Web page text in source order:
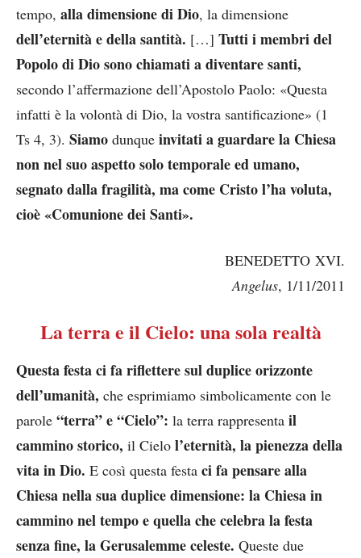
tempo, alla dimensione di Dio, la dimensione
dell’eternità e della santità. […] Tutti i membri del
Popolo di Dio sono chiamati a diventare santi,
secondo l’affermazione dell’Apostolo Paolo: «Questa
infatti è la volontà di Dio, la vostra santificazione» (1
Ts 4, 3). Siamo dunque invitati a guardare la Chiesa
non nel suo aspetto solo temporale ed umano,
segnato dalla fragilità, ma come Cristo l’ha voluta,
cioè «Comunione dei Santi».
BENEDETTO XVI.
Angelus, 1/11/2011
La terra e il Cielo: una sola realtà
Questa festa ci fa riflettere sul duplice orizzonte
dell’umanità, che esprimiamo simbolicamente con le
parole “terra” e “Cielo”: la terra rappresenta il
cammino storico, il Cielo l’eternità, la pienezza della
vita in Dio. E così questa festa ci fa pensare alla
Chiesa nella sua duplice dimensione: la Chiesa in
cammino nel tempo e quella che celebra la festa
senza fine, la Gerusalemme celeste. Queste due